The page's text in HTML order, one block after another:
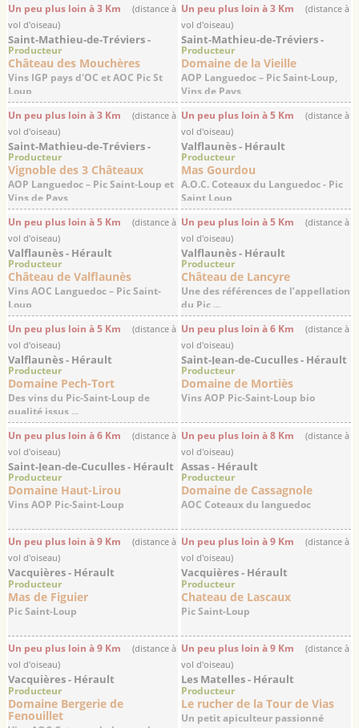
Un peu plus loin à 3 Km
(distance à
vol d'oiseau)
Saint-Mathieu-de-Tréviers -
Hérault
Producteur
Château des Mouchères
Vins IGP pays d'OC et AOC Pic St
Loup
Un peu plus loin à 3 Km
(distance à
vol d'oiseau)
Saint-Mathieu-de-Tréviers -
Hérault
Producteur
Domaine de la Vieille
AOP Languedoc – Pic Saint-Loup,
Vins de Pays
Un peu plus loin à 3 Km
(distance à
vol d'oiseau)
Saint-Mathieu-de-Tréviers -
Hérault
Producteur
Vignoble des 3 Châteaux
AOP Languedoc – Pic Saint-Loup et
Vins de Pays
Un peu plus loin à 5 Km
(distance à
vol d'oiseau)
Valflaunès - Hérault
Producteur
Mas Gourdou
A.O.C. Coteaux du Languedoc - Pic
Saint Loup
Un peu plus loin à 5 Km
(distance à
vol d'oiseau)
Valflaunès - Hérault
Producteur
Château de Valflaunès
Vins AOC Languedoc – Pic Saint-
Loup
Un peu plus loin à 5 Km
(distance à
vol d'oiseau)
Valflaunès - Hérault
Producteur
Château de Lancyre
Une des références de l’appellation
du Pic ...
Un peu plus loin à 5 Km
(distance à
vol d'oiseau)
Valflaunès - Hérault
Producteur
Domaine Pech-Tort
Des vins du Pic-Saint-Loup de
qualité issus ...
Un peu plus loin à 6 Km
(distance à
vol d'oiseau)
Saint-Jean-de-Cuculles - Hérault
Producteur
Domaine de Mortiès
Vins AOP Pic-Saint-Loup bio
Un peu plus loin à 6 Km
(distance à
vol d'oiseau)
Saint-Jean-de-Cuculles - Hérault
Producteur
Domaine Haut-Lirou
Vins AOP Pic-Saint-Loup
Un peu plus loin à 8 Km
(distance à
vol d'oiseau)
Assas - Hérault
Producteur
Domaine de Cassagnole
AOC Coteaux du languedoc
Un peu plus loin à 9 Km
(distance à
vol d'oiseau)
Vacquières - Hérault
Producteur
Mas de Figuier
Pic Saint-Loup
Un peu plus loin à 9 Km
(distance à
vol d'oiseau)
Vacquières - Hérault
Producteur
Chateau de Lascaux
Pic Saint-Loup
Un peu plus loin à 9 Km
(distance à
vol d'oiseau)
Vacquières - Hérault
Producteur
Domaine Bergerie de
Fenouillet
Un peu plus loin à 9 Km
(distance à
vol d'oiseau)
Les Matelles - Hérault
Producteur
Le rucher de la Tour de Vias
Un petit apiculteur passionné